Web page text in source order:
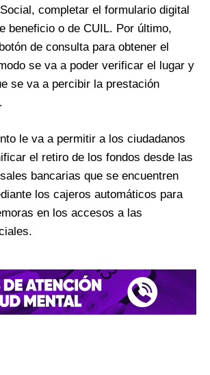
completar el formulario digital
beneficio o de CUIL. Por último,
de consulta para obtener el
se va a poder verificar el lugar y
se va a percibir la prestación
le va a permitir a los ciudadanos
el retiro de los fondos desde las
bancarias que se encuentren
los cajeros automáticos para
en los accesos a las